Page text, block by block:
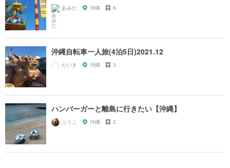
あみだ 沖縄 6
沖縄自転車一人旅(4泊5日)2021.12
だいき 沖縄 3
ハンバーガーと離島に行きたい【沖縄】
ふうこ 沖縄 2